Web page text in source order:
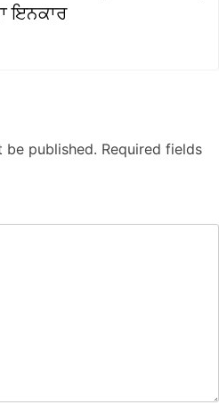
ਇਨਕਾਰ
be published. Required fields